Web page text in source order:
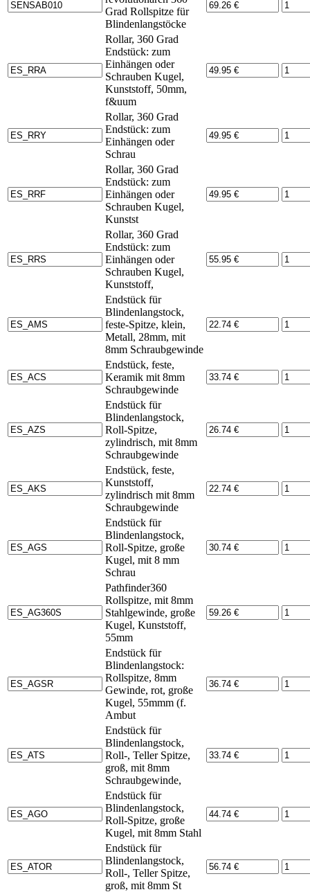
Grad Rollspitze für
Blindenlangstöcke
Rollar, 360 Grad
Endstück: zum
Einhängen oder
Schrauben Kugel,
Kunststoff, 50mm,
f&uum
Rollar, 360 Grad
Endstück: zum
Einhängen oder
Schrau
Rollar, 360 Grad
Endstück: zum
Einhängen oder
Schrauben Kugel,
Kunstst
Rollar, 360 Grad
Endstück: zum
Einhängen oder
Schrauben Kugel,
Kunststoff,
Endstück für
Blindenlangstock,
feste-Spitze, klein,
Metall, 28mm, mit
8mm Schraubgewinde
Endstück, feste,
Keramik mit 8mm
Schraubgewinde
Endstück für
Blindenlangstock,
Roll-Spitze,
zylindrisch, mit 8mm
Schraubgewinde
Endstück, feste,
Kunststoff,
zylindrisch mit 8mm
Schraubgewinde
Endstück für
Blindenlangstock,
Roll-Spitze, große
Kugel, mit 8 mm
Schrau
Pathfinder360
Rollspitze, mit 8mm
Stahlgewinde, große
Kugel, Kunststoff,
55mm
Endstück für
Blindenlangstock:
Rollspitze, 8mm
Gewinde, rot, große
Kugel, 55mmm (f.
Ambut
Endstück für
Blindenlangstock,
Roll-, Teller Spitze,
groß, mit 8mm
Schraubgewinde,
Endstück für
Blindenlangstock,
Roll-Spitze, große
Kugel, mit 8mm Stahl
Endstück für
Blindenlangstock,
Roll-, Teller Spitze,
groß, mit 8mm St